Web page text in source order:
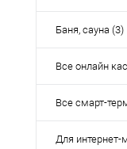
Баня, сауна (3)
Все онлайн
Все смарт-
Для интернет-